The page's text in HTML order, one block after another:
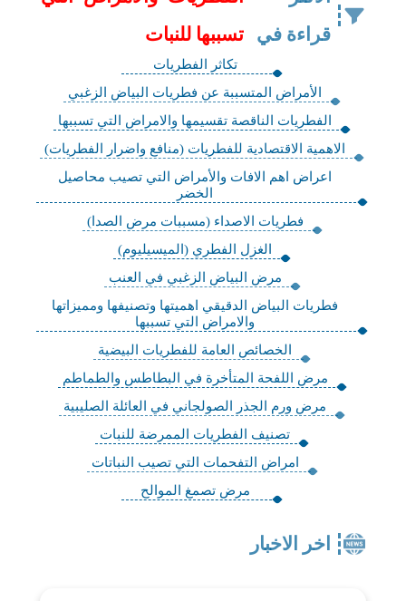
قراءة في
تسببها للنبات
تكاثر الفطريات
الأمراض المتسببة عن فطريات البياض الزغبي
الفطريات الناقصة تقسيمها والامراض التي تسببها
الاهمية الاقتصادية للفطريات (منافع واضرار الفطريات)
اعراض اهم الافات والأمراض التي تصيب محاصيل
الخضر
فطريات الاصداء (مسببات مرض الصدا)
الغزل الفطري (الميسيليوم)
مرض البياض الزغبي في العنب
فطريات البياض الدقيقي اهميتها وتصنيفها ومميزاتها
والامراض التي تسببها
الخصائص العامة للفطريات البيضية
مرض اللفحة المتأخرة في البطاطس والطماطم
مرض ورم الجذر الصولجاني في العائلة الصليبية
تصنيف الفطريات الممرضة للنبات
امراض التفحمات التي تصيب النباتات
مرض تصمغ الموالح
اخر الاخبار